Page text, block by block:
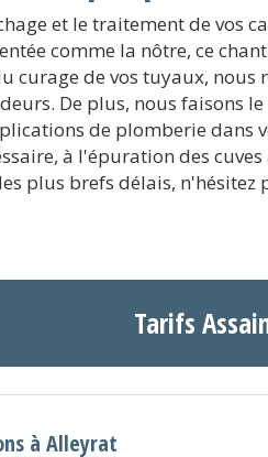
et le traitement de vos
comme la nôtre, ce
curage de vos tuyaux,
De plus, nous
de plomberie dans
à l'épuration des
plus brefs délais,
Tarifs
à Alleyrat